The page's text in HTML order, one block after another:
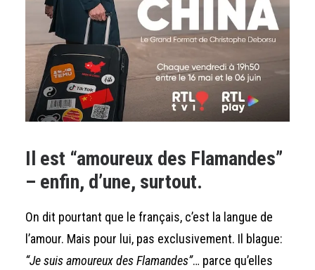
Il est “amoureux des Flamandes”
– enfin, d’une, surtout.
On dit pourtant que le français, c’est la langue de
l’amour. Mais pour lui, pas exclusivement. Il blague:
“Je suis amoureux des Flamandes”… parce qu’elles